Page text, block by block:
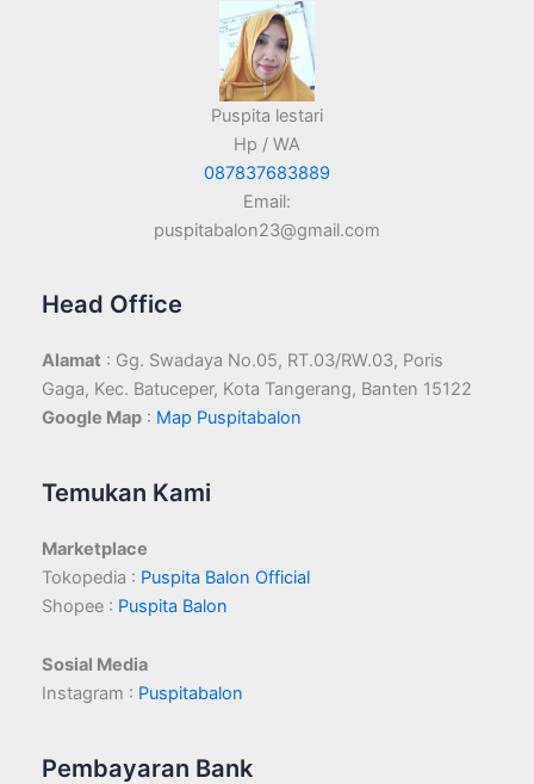
Puspita lestari
Hp / WA
087837683889
Email:
puspitabalon23@gmail.com
Head Office
Alamat : Gg. Swadaya No.05, RT.03/RW.03, Poris
Gaga, Kec. Batuceper, Kota Tangerang, Banten 15122
Google Map : Map Puspitabalon
Temukan Kami
Marketplace
Tokopedia : Puspita Balon Official
Shopee : Puspita Balon
Sosial Media
Instagram : Puspitabalon
Pembayaran Bank